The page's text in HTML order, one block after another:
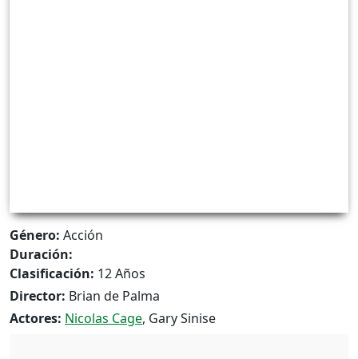
Género: Acción
Duración:
Clasificación: 12 Años
Director: Brian de Palma
Actores: Nicolas Cage, Gary Sinise